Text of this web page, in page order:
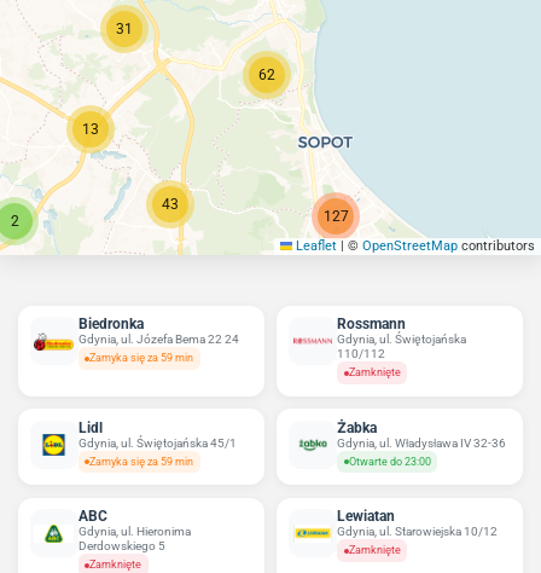
13
2
62
31
43
127
Leaflet | © OpenStreetMap contributors
Biedronka
Gdynia, ul. Józefa Bema 22 24
Zamyka się za 59 min
Rossmann
Gdynia, ul. Świętojańska
110/112
Zamknięte
Lidl
Gdynia, ul. Świętojańska 45/1
Zamyka się za 59 min
Żabka
Gdynia, ul. Władysława IV 32-36
Otwarte do 23:00
ABC
Gdynia, ul. Hieronima
Derdowskiego 5
Zamknięte
Lewiatan
Gdynia, ul. Starowiejska 10/12
Zamknięte